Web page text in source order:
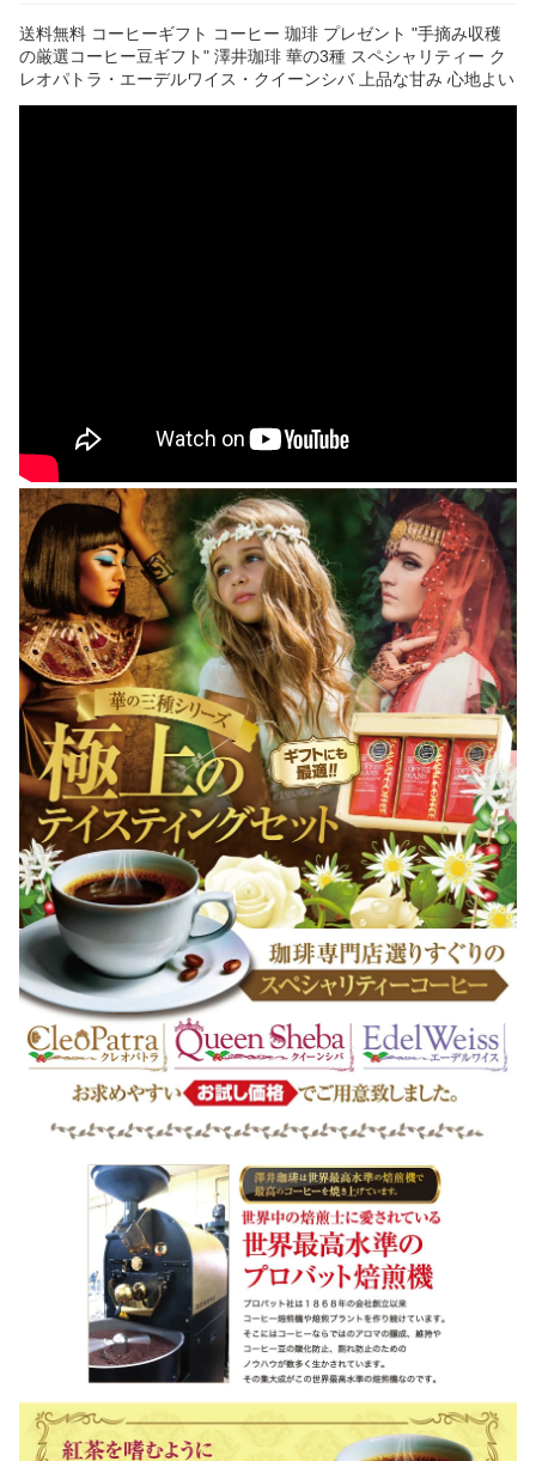
送料無料 コーヒーギフト コーヒー 珈琲 プレゼント "手摘み収穫
の厳選コーヒー豆ギフト" 澤井珈琲 華の3種 スペシャリティー ク
レオパトラ・エーデルワイス・クイーンシバ 上品な甘み 心地よい